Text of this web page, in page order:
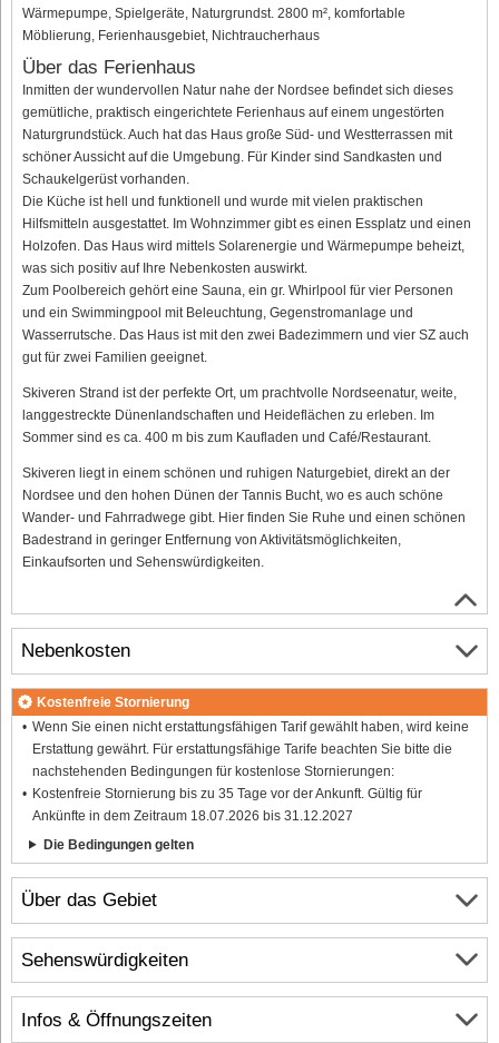
Wärmepumpe, Spielgeräte, Naturgrundst. 2800 m², komfortable
Möblierung, Ferienhausgebiet, Nichtraucherhaus
Über das Ferienhaus
Inmitten der wundervollen Natur nahe der Nordsee befindet sich dieses
gemütliche, praktisch eingerichtete Ferienhaus auf einem ungestörten
Naturgrundstück. Auch hat das Haus große Süd- und Westterrassen mit
schöner Aussicht auf die Umgebung. Für Kinder sind Sandkasten und
Schaukelgerüst vorhanden.
Die Küche ist hell und funktionell und wurde mit vielen praktischen
Hilfsmitteln ausgestattet. Im Wohnzimmer gibt es einen Essplatz und einen
Holzofen. Das Haus wird mittels Solarenergie und Wärmepumpe beheizt,
was sich positiv auf Ihre Nebenkosten auswirkt.
Zum Poolbereich gehört eine Sauna, ein gr. Whirlpool für vier Personen
und ein Swimmingpool mit Beleuchtung, Gegenstromanlage und
Wasserrutsche. Das Haus ist mit den zwei Badezimmern und vier SZ auch
gut für zwei Familien geeignet.
Skiveren Strand ist der perfekte Ort, um prachtvolle Nordseenatur, weite,
langgestreckte Dünenlandschaften und Heideflächen zu erleben. Im
Sommer sind es ca. 400 m bis zum Kaufladen und Café/Restaurant.
Skiveren liegt in einem schönen und ruhigen Naturgebiet, direkt an der
Nordsee und den hohen Dünen der Tannis Bucht, wo es auch schöne
Wander- und Fahrradwege gibt. Hier finden Sie Ruhe und einen schönen
Badestrand in geringer Entfernung von Aktivitätsmöglichkeiten,
Einkaufsorten und Sehenswürdigkeiten.
Über das Gebiet
Infos & Öffnungszeiten
Nebenkosten
Kostenfreie Stornierung
Wenn Sie einen nicht erstattungsfähigen Tarif gewählt haben, wird keine
Erstattung gewährt. Für erstattungsfähige Tarife beachten Sie bitte die
nachstehenden Bedingungen für kostenlose Stornierungen:
Kostenfreie Stornierung bis zu 35 Tage vor der Ankunft. Gültig für
Ankünfte in dem Zeitraum 18.07.2026 bis 31.12.2027
Die Bedingungen gelten
Sehenswürdigkeiten